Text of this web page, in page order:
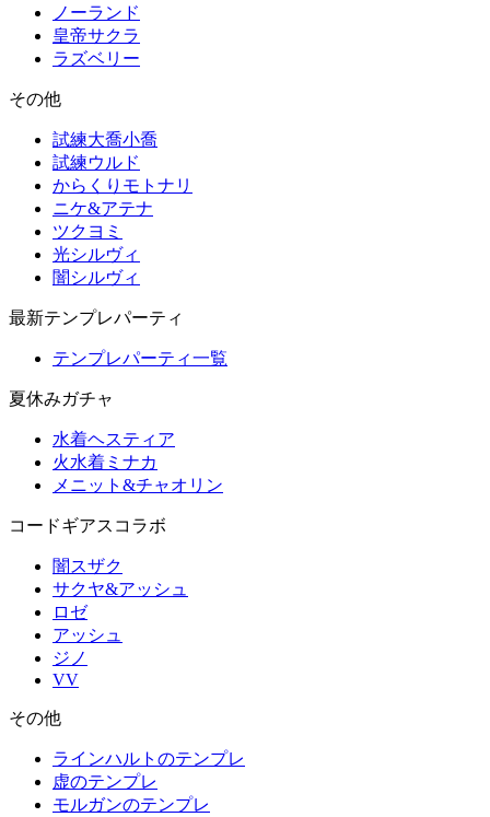
ノーランド
皇帝サクラ
ラズベリー
その他
試練大喬小喬
試練ウルド
からくりモトナリ
ニケ&アテナ
ツクヨミ
光シルヴィ
闇シルヴィ
最新テンプレパーティ
テンプレパーティ一覧
夏休みガチャ
水着ヘスティア
火水着ミナカ
メニット&チャオリン
コードギアスコラボ
闇スザク
サクヤ&アッシュ
ロゼ
アッシュ
ジノ
VV
その他
ラインハルトのテンプレ
虚のテンプレ
モルガンのテンプレ